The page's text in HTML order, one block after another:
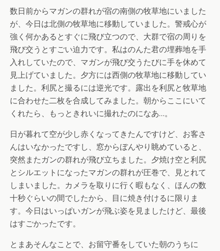
数日前からマガンの群れが宿の南側の牧草地にいました
が、今日は北側の牧草地に移動していました。警戒心が
強く何かあるとすぐに飛び立つので、大群で宿の周りを
飛び交うとすごい迫力です。私はのんた君の埋葬地を手
入れしていたので、マガンが飛び交うたびに手を休めて
見上げていました。夕方には西側の牧草地に移動してい
ました。利尻と撮るには逆光です。露出を利尻と牧草地
に合わせた二枚を合成してみました。朝からここにいて
くれたら、もっときれいに撮れたのになあ…。
日が暮れて空が少し赤くなってきたんですけど、お客さ
んはいなかったですし、窓からぼんやり眺めていると、
突然またガンの群れが飛び立ちました。夕焼け空と利尻
とシルエットになったマガンの群れが圧巻で、見とれて
しまいました。カメラを取りに行く暇もなく、ほんの数
十秒ぐらいの間でしたから、目に焼き付けるに限りま
す。今日はいっぱいガンが飛ぶ姿を見ましたけど、最後
はすごかったです。
とまあそんなことで、お留守番をしていた朝のうちに